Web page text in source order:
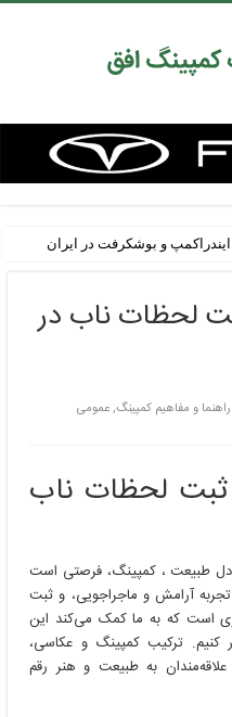
و بوشکرفت در ایران
لحظات ناب در
راهنما و مفاهیم کمپینگ,عمومی
لحظات ناب
طبیعت ، کمپینگ، فرصتی است
آرامش و ماجراجویی، و ثبت
است که به ما کمک می‌کند این
کنیم. ترکیب کمپینگ و عکاسی،
به طبیعت و هنر رقم